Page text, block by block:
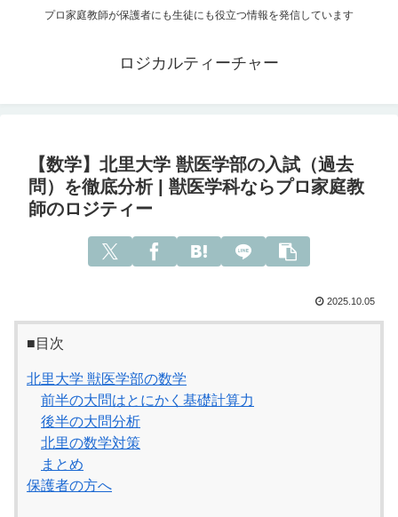
プロ家庭教師が保護者にも生徒にも役立つ情報を発信しています
ロジカルティーチャー
【数学】北里大学 獣医学部の入試（過去
問）を徹底分析 | 獣医学科ならプロ家庭教
師のロジティー
2025.10.05
■目次
北里大学 獣医学部の数学
前半の大問はとにかく基礎計算力
後半の大問分析
北里の数学対策
まとめ
保護者の方へ